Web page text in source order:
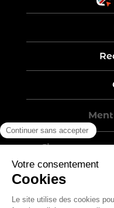
Five-year
Politique